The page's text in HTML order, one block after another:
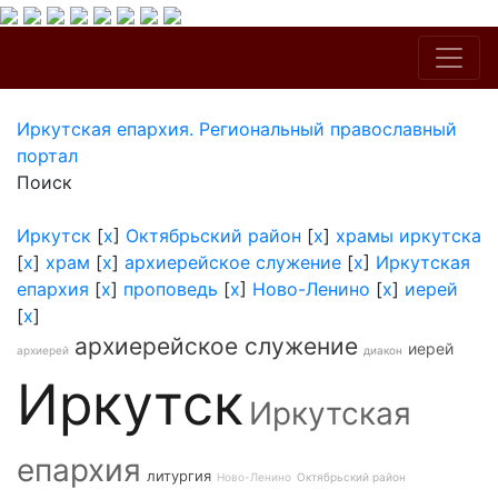
Иркутская епархия. Региональный православный
портал
Поиск
Иркутск [x] Октябрьский район [x] храмы иркутска
[x] храм [x] архиерейское служение [x] Иркутская
епархия [x] проповедь [x] Ново-Ленино [x] иерей
[x]
архиерей архиерейское служение диакон иерей
Иркутск Иркутская
епархия литургия Ново-Ленино Октябрьский район